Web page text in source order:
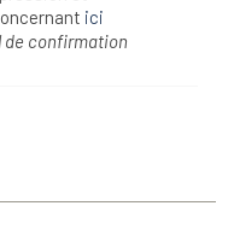
ici
de confirmation